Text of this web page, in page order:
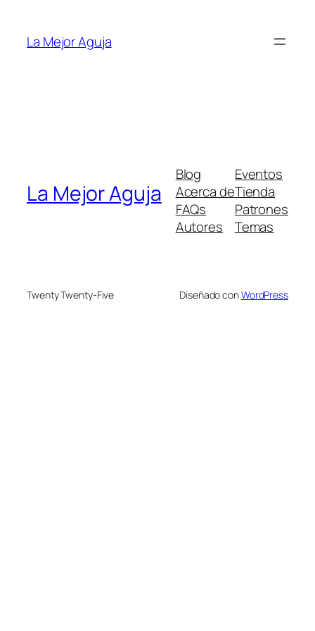
contenido
La Mejor Aguja
La Mejor Aguja
Blog
Acerca de
FAQs
Autores
Eventos
Tienda
Patrones
Temas
Twenty Twenty-Five Diseñado conWordPress